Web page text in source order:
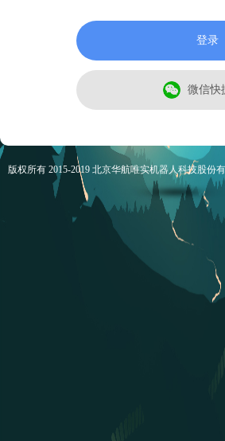
登录
微信快
版权所有 2015-2019 北京华航唯实机器人科技股份